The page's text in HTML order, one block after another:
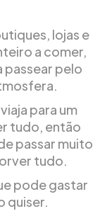
lojas e
a comer,
passear pelo
para um
tudo, então
passar muito
tudo.
pode gastar
quiser.